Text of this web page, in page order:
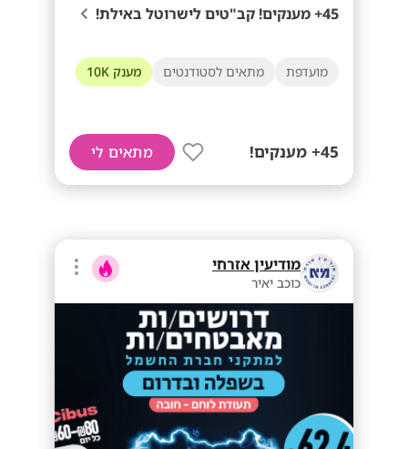
45+ מענקים! קב"טים לישרוטל באילת!
מועדפת מתאים לסטודנטים מענק 10K
45+ מענקים! מתאים לי
מודיעין אזרחי
כוכב יאיר